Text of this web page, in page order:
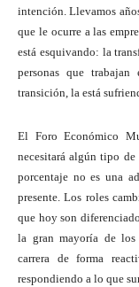
intención. Llevamos
que le ocurre a las
está esquivando: la
personas que
transición, la está
El Foro Económico
necesitará algún tipo
porcentaje no es una
presente. Los roles
que hoy son
la gran mayoría de los
carrera de forma
respondiendo a lo que